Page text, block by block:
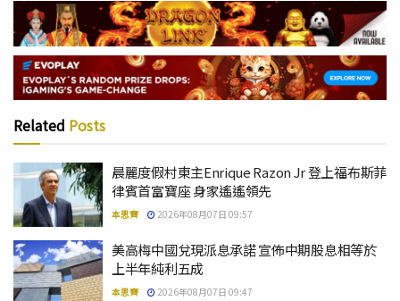
Related Posts
晨麗度假村東主Enrique Razon Jr 登上福布斯菲
律賓首富寶座 身家遙遙領先
本思齊 2026年08月07日 09:57
美高梅中國兌現派息承諾 宣佈中期股息相等於
上半年純利五成
本思齊 2026年08月07日 09:47